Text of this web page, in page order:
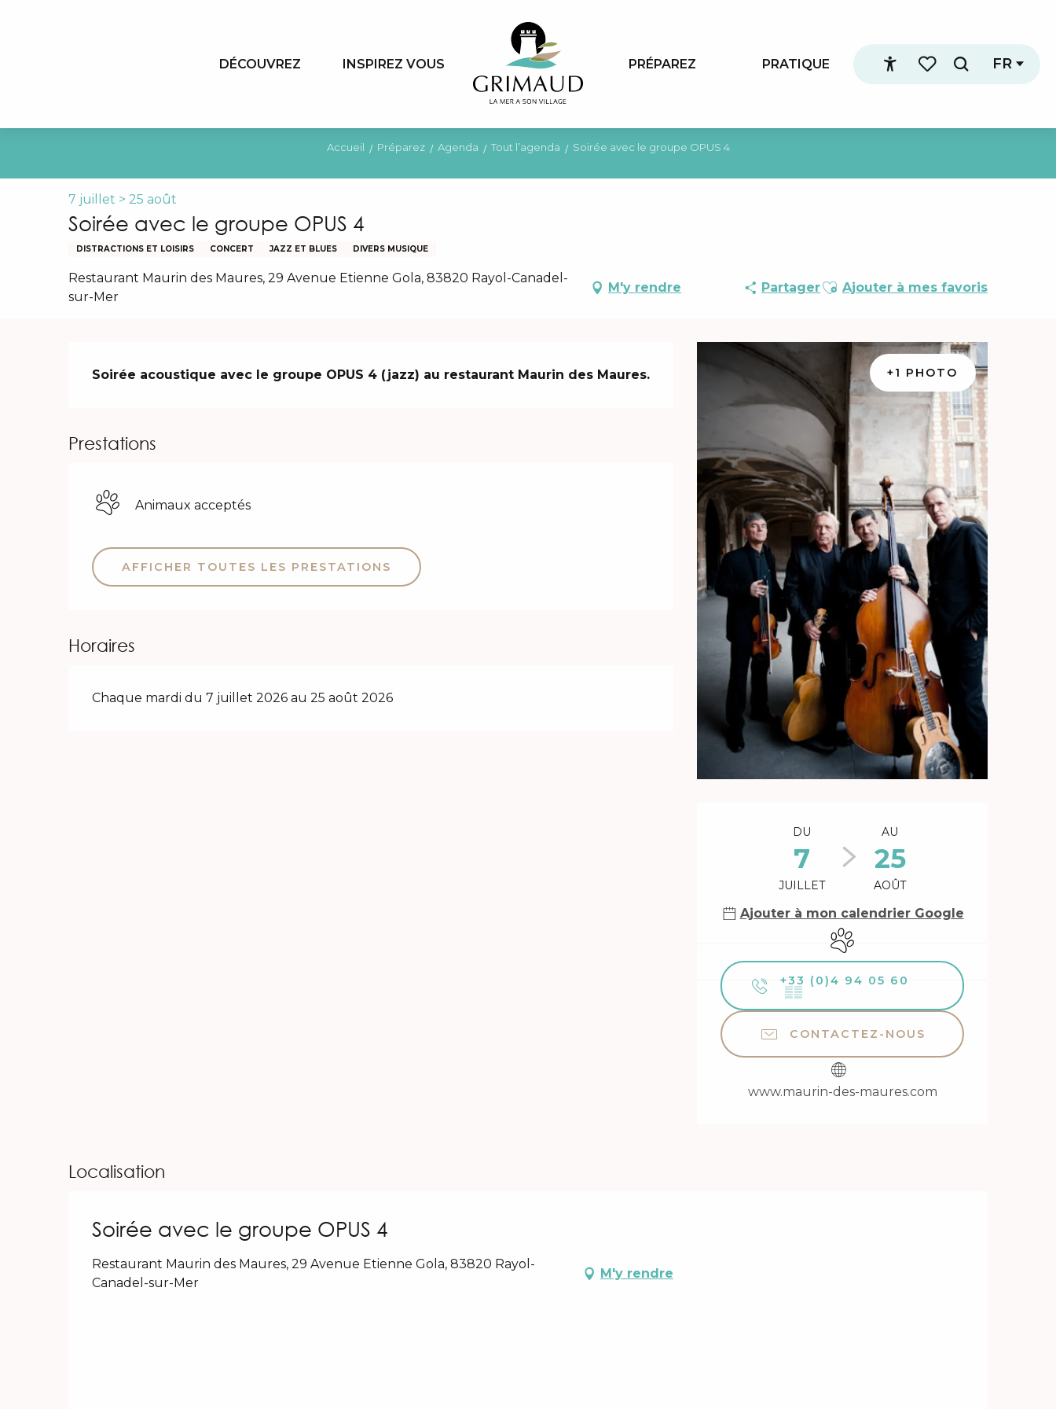
Accessibilité
Voir les favoris
Recherche
FR
DÉCOUVREZ INSPIREZ VOUS PRÉPAREZ PRATIQUE
Accueil Préparez Agenda Tout l’agenda Soirée avec le groupe OPUS 4
7 juillet > 25 août
Soirée avec le groupe OPUS 4
DISTRACTIONS ET LOISIRS CONCERT JAZZ ET BLUES DIVERS MUSIQUE
Restaurant Maurin des Maures, 29 Avenue Etienne Gola, 83820 Rayol-Canadel-
sur-Mer
M'y rendre PartagerAjouter aux favoris
Ajouter à mes favoris
+1 PHOTO
Ouverture et
DU
7
JUILLET
AU
25
AOÛT
Ajouter à mon calendrier Google
Animaux acceptés
+33 (0)4 94 05 60
▒▒
CONTACTEZ-NOUS
www.maurin-des-maures.com
Description
Soirée acoustique avec le groupe OPUS 4 (jazz) au restaurant Maurin des Maures.
Prestations
Animaux acceptés
AFFICHER TOUTES LES PRESTATIONS
Horaires
Chaque mardi du 7 juillet 2026 au 25 août 2026
Localisation
Soirée avec le groupe OPUS 4
Restaurant Maurin des Maures, 29 Avenue Etienne Gola, 83820 Rayol-
Canadel-sur-Mer
M'y rendre